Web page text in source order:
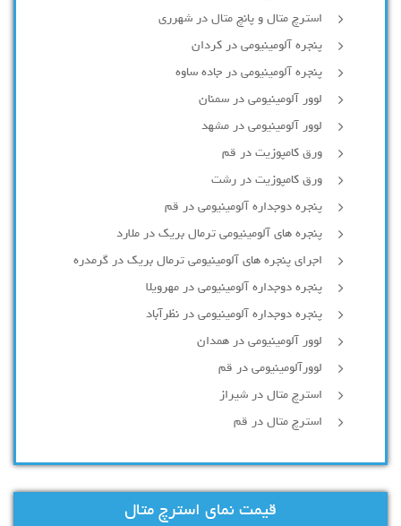
استرچ متال و پانچ متال در شهرری
پنجره آلومینیومی در کردان
پنجره آلومینیومی در جاده ساوه
لوور آلومینیومی در سمنان
لوور آلومینیومی در مشهد
ورق کامپوزیت در قم
ورق کامپوزیت در رشت
پنجره دوجداره آلومينيومی در قم
پنجره های آلومینیومی ترمال بریک در ملارد
اجرای پنجره های آلومینیومی ترمال بریک در گرمدره
پنجره دوجداره آلومینیومی در مهرویلا
پنجره دوجداره آلومینیومی در نظرآباد
لوور آلومینیومی در همدان
لوورآلومینیومی در قم
استرچ متال در شیراز
استرچ متال در قم
قیمت نمای استرچ متال